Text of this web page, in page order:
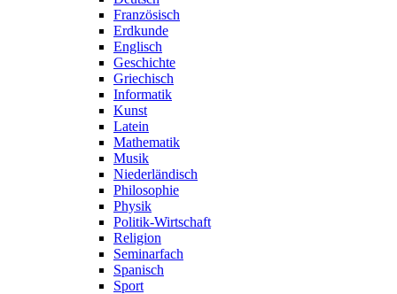
Französisch
Erdkunde
Englisch
Geschichte
Griechisch
Informatik
Kunst
Latein
Mathematik
Musik
Niederländisch
Philosophie
Physik
Politik-Wirtschaft
Religion
Seminarfach
Spanisch
Sport